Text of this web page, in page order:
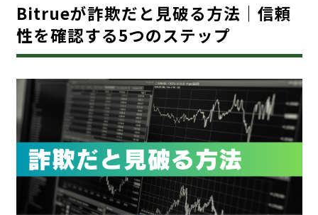
Bitrueが詐欺だと見破る方法｜信頼
性を確認する5つのステップ